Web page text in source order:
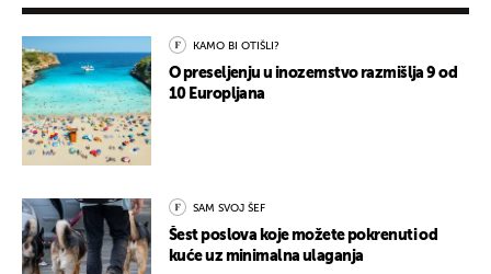
KAMO BI OTIŠLI?
O preseljenju u inozemstvo razmišlja 9 od
10 Europljana
SAM SVOJ ŠEF
Šest poslova koje možete pokrenuti od
kuće uz minimalna ulaganja